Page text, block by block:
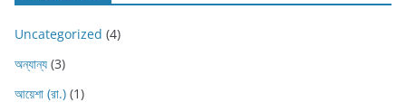
Uncategorized (4)
অন্যান্য (3)
আয়েশা (রা.) (1)